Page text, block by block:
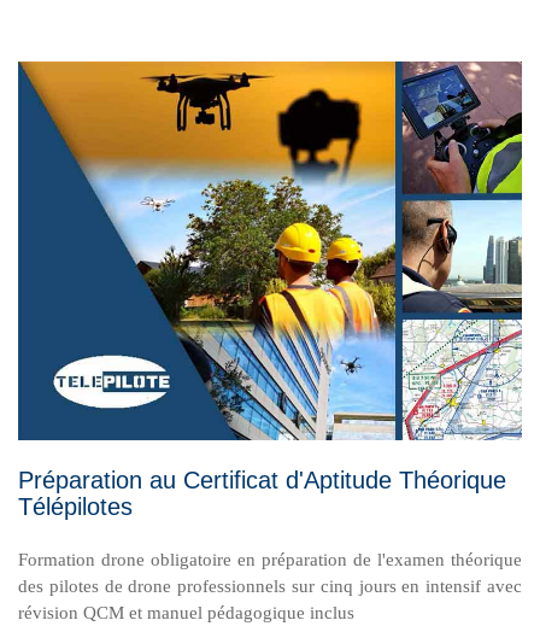
Préparation au Certificat d'Aptitude Théorique
Télépilotes
Formation drone obligatoire en préparation de l'examen théorique
des pilotes de drone professionnels sur cinq jours en intensif avec
révision QCM et manuel pédagogique inclus